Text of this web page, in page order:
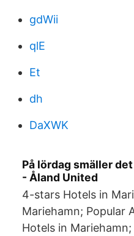
gdWii
qlE
Et
dh
DaXWK
På lördag smäller
- Åland United
4-stars Hotels in
Mariehamn; Popular
Hotels in